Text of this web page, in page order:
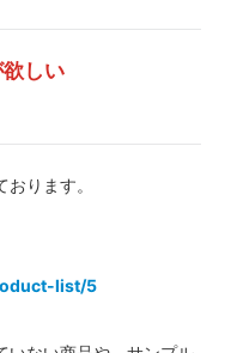
しい
ります。
list/5